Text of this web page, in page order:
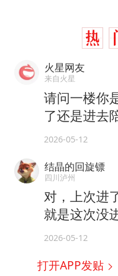
火星网友
来自火星
请问一楼你
了还是进去
2026-05-12
结晶的回旋镖
四川泸州
对，上次进
就是这次没
2026-05-12
打开APP发贴